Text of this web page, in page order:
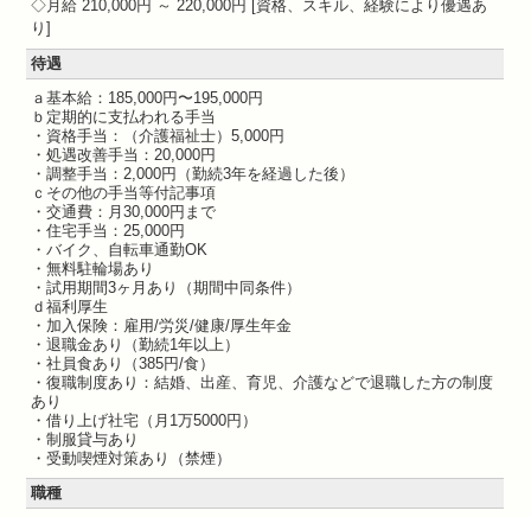
月給 210,000円 ～ 220,000円
資格、スキル、経験により優遇あ
り
待遇
ａ基本給：185,000円〜195,000円
ｂ定期的に支払われる手当
・資格手当：（介護福祉士）5,000円
・処遇改善手当：20,000円
・調整手当：2,000円（勤続3年を経過した後）
ｃその他の手当等付記事項
・交通費：月30,000円まで
・住宅手当：25,000円
・バイク、自転車通勤OK
・無料駐輪場あり
・試用期間3ヶ月あり（期間中同条件）
ｄ福利厚生
・加入保険：雇用/労災/健康/厚生年金
・退職金あり（勤続1年以上）
・社員食あり（385円/食）
・復職制度あり：結婚、出産、育児、介護などで退職した方の制度
あり
・借り上げ社宅（月1万5000円）
・制服貸与あり
・受動喫煙対策あり（禁煙）
職種